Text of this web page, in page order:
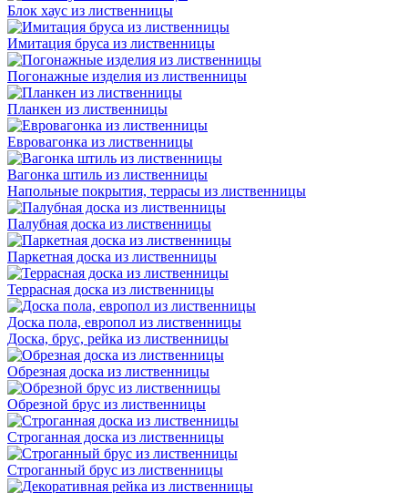
Блок хаус из лиственницы
Имитация бруса из лиственницы
Погонажные изделия из лиственницы
Планкен из лиственницы
Евровагонка из лиственницы
Вагонка штиль из лиственницы
Напольные покрытия, террасы из лиственницы
Палубная доска из лиственницы
Паркетная доска из лиственницы
Террасная доска из лиственницы
Доска пола, европол из лиственницы
Доска, брус, рейка из лиственницы
Обрезная доска из лиственницы
Обрезной брус из лиственницы
Строганная доска из лиственницы
Строганный брус из лиственницы